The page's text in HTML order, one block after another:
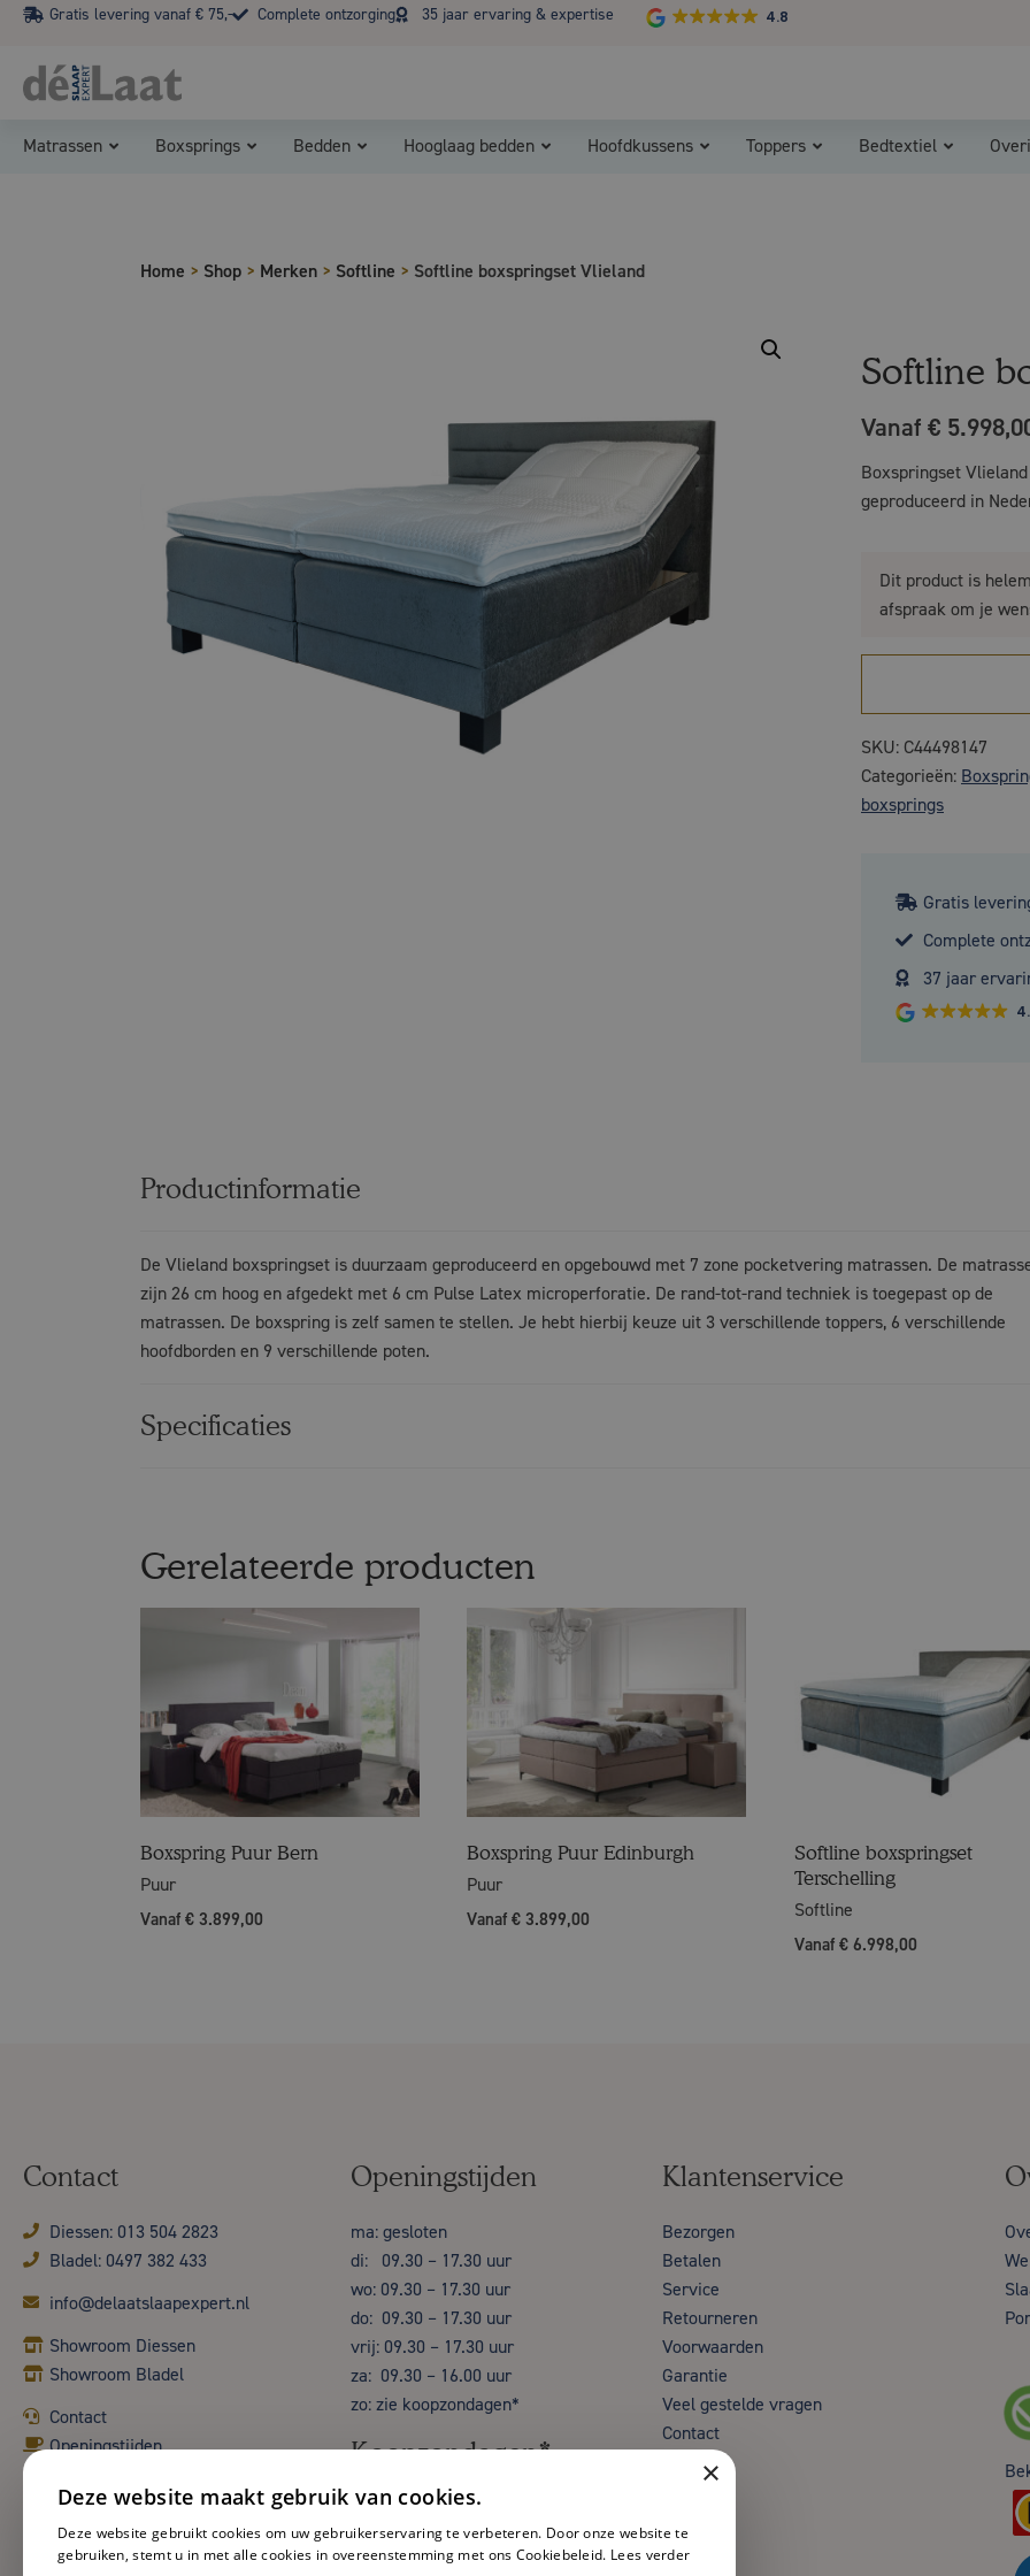
Gratis levering vanaf € 75,- Complete ontzorging 35 jaar ervaring & expertise 4.8
Koopzondag 29 maart in Bladel van 13.00 - 17.00
Matrassen Boxsprings Bedden Hooglaag bedden Hoofdkussens Toppers Bedtextiel
Home > Shop > Merken > Softline > Softline boxspringset Vlieland
Softline
Vanaf €
Boxspringset
geproduceerd in
Dit product is
afspraak om je
SKU: C44498147
Categorieën:
boxsprings
Gratis
Complete
37 jaar
Productinformatie
De Vlieland boxspringset is duurzaam geproduceerd en opgebouwd met 7 zone pocketvering matrassen. De
zijn 26 cm hoog en afgedekt met 6 cm Pulse Latex microperforatie. De rand-tot-rand techniek is toegepast op de
matrassen. De boxspring is zelf samen te stellen. Je hebt hierbij keuze uit 3 verschillende toppers, 6 verschillende
hoofdborden en 9 verschillende poten.
Specificaties
Gerelateerde producten
Boxspring Puur Bern
Puur
Vanaf € 3.899,00
Boxspring Puur Edinburgh
Puur
Vanaf € 3.899,00
Softline boxspringset
Terschelling
Softline
Vanaf € 6.998,00
Contact
Diessen: 013 504 2823
Bladel: 0497 382 433
info@delaatslaapexpert.nl
Showroom Diessen
Showroom Bladel
Contact
Openingstijden
Openingstijden
ma: gesloten
di: 09.30 – 17.30 uur
wo: 09.30 – 17.30 uur
do: 09.30 – 17.30 uur
vrij: 09.30 – 17.30 uur
za: 09.30 – 16.00 uur
zo: zie koopzondagen*
Koopzondagen*
Klantenservice
Bezorgen
Betalen
Service
Retourneren
Voorwaarden
Garantie
Veel gestelde vragen
Contact
×
Deze website maakt gebruik van cookies.
Deze website gebruikt cookies om uw gebruikerservaring te verbeteren. Door onze website te
gebruiken, stemt u in met alle cookies in overeenstemming met ons Cookiebeleid. Lees verder